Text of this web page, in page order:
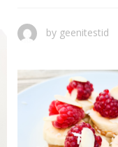
by geenitestid